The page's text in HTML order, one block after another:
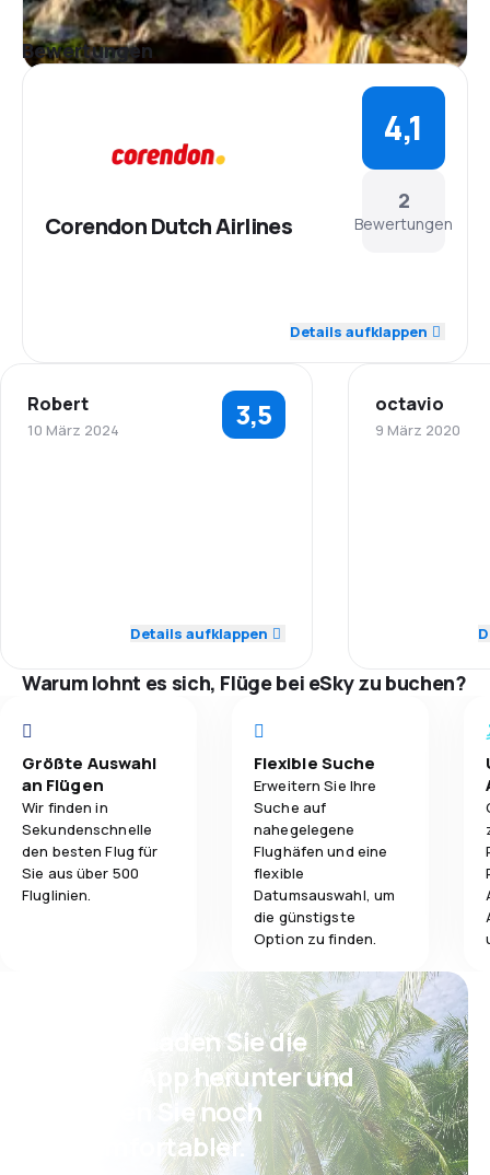
Bewertungen
Corendon Dutch Airlines
2
Bewertungen
4,1
Flugnetz 4,0
Verpflegung
Details aufklappen
Robert
10 März 2024 3,5
Gepäckbeförderung 3,0
Verpflegung 3,0
Details aufklappen
octavio
9 März 2020
Warum lohnt es sich, Flüge bei eSky zu buchen?
Größte Auswahl
an Flügen
Wir finden in
Sekundenschnelle
den besten Flug für
Sie aus über 500
Fluglinien.
Flexible Suche
Erweitern Sie Ihre
Suche auf
nahegelegene
Flughäfen und eine
flexible
Datumsauswahl, um
die günstigste
Option zu finden.
Psst! Laden Sie die
eSky App herunter und
reisen Sie noch
komfortabler.